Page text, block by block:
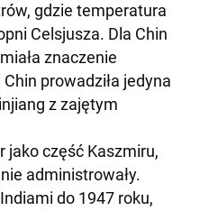
gdzie temperatura
Celsjusza. Dla Chin
znaczenie
prowadziła jedyna
z zajętym
jako część Kaszmiru,
administrowały.
do 1947 roku,